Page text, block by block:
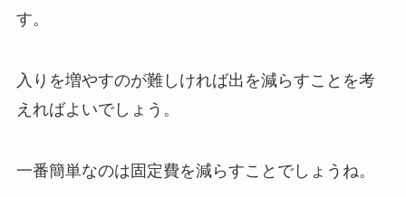
す。
入りを増やすのが難しければ出を減らすことを考
えればよいでしょう。
一番簡単なのは固定費を減らすことでしょうね。